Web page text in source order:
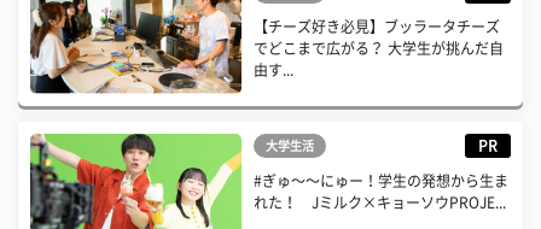
【チーズ好き必見】ブッラータチーズ
でどこまで広がる？ 大学生が挑んだ自
由す...
大学生活 PR
#ぎゅ〜〜にゅー！学生の発想から生ま
れた！ Jミルク×キョーソウPROJE...